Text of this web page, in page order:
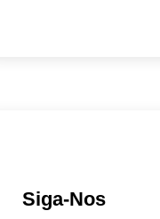
Siga-Nos